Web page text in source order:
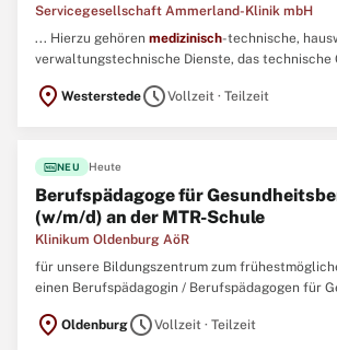
Servicegesellschaft Ammerland-Klinik mbH
... Hierzu gehören medizinisch-technische,
verwaltungstechnische Dienste, das technische
location_on WesterstedescheduleVollzeit · Teilzeit
fiber_newNEU Heute
Berufspädagoge für
(w/m/d) an der MTR-Schule
Klinikum Oldenburg AöR
für unsere Bildungszentrum zum
einen Berufspädagogin / Berufspädagogen für
Klinikum Oldenburg ist der Maximalversorger für
location_on OldenburgscheduleVollzeit · Teilzeit